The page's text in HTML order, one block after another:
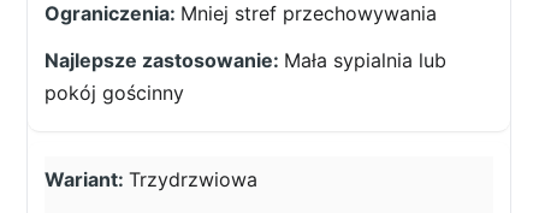
Mniej stref przechowywania
Mała sypialnia lub
pokój gościnny
Trzydrzwiowa